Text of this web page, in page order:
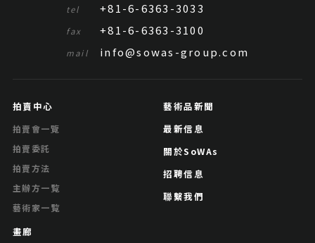
tel +81-6-6363-3033
fax +81-6-6363-3100
mail info@sowas-group.com
拍賣中心
拍賣會一覽
拍賣委託
拍賣方法
主辦方一覧
藝術家一覧
畫廊
藝術品新聞
最新信息
關於SoWAs
招聘信息
聯繫我們